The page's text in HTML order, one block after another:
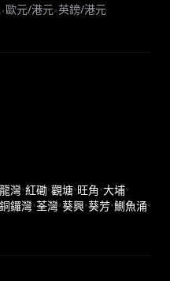
•歐元/港元•英鎊/港元
灣•紅磡•觀塘•旺角•大埔•
銅鑼灣•荃灣•葵興•葵芳•鰂魚涌•